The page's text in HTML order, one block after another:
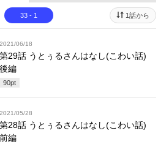
33 - 1 1話から
2021/06/18
第29話 うとぅるさんはなし(こわい話)
後編
90pt
2021/05/28
第28話 うとぅるさんはなし(こわい話)
前編